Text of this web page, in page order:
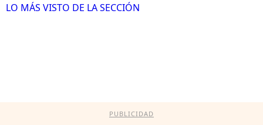
LO MÁS VISTO DE LA SECCIÓN
PUBLICIDAD